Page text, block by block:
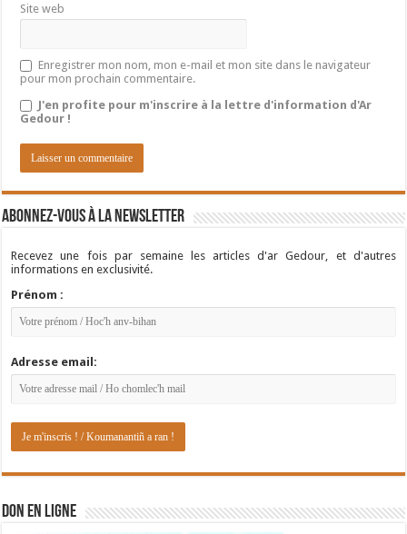
Site web
Enregistrer mon nom, mon e-mail et mon site dans le navigateur
pour mon prochain commentaire.
J'en profite pour m'inscrire à la lettre d'information d'Ar
Gedour !
Abonnez-vous à la newsletter
Recevez une fois par semaine les articles d'ar Gedour, et d'autres
informations en exclusivité.
Prénom :
Adresse email:
DON EN LIGNE